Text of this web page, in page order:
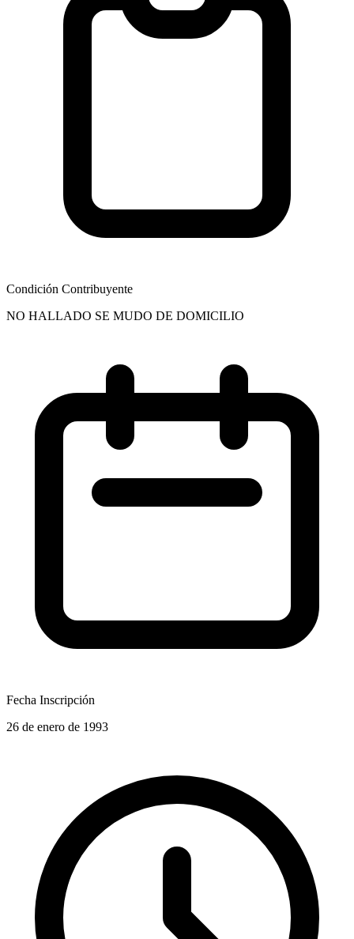
Condición Contribuyente
NO HALLADO SE MUDO DE DOMICILIO
Fecha Inscripción
26 de enero de 1993